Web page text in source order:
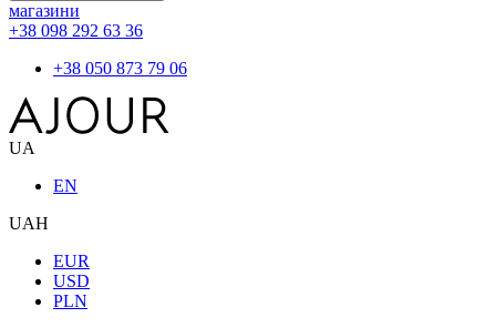
магазини
+38 098 292 63 36
+38 050 873 79 06
UA
EN
UAH
EUR
USD
PLN